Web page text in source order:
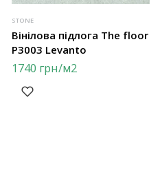
STONE
Вінілова підлога The floor
P3003 Levanto
1740 грн/м2